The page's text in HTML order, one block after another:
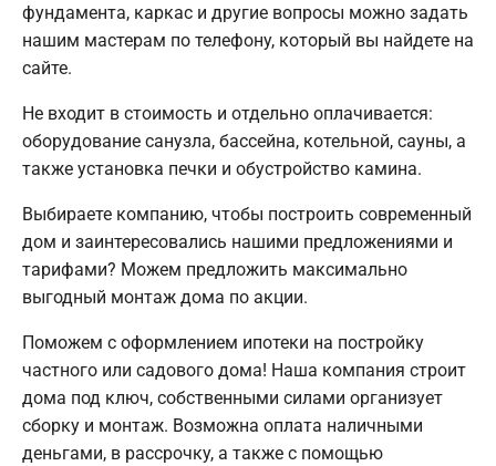
фундамента, каркас и другие вопросы можно задать
нашим мастерам по телефону, который вы найдете на
сайте.
Не входит в стоимость и отдельно оплачивается:
оборудование санузла, бассейна, котельной, сауны, а
также установка печки и обустройство камина.
Выбираете компанию, чтобы построить современный
дом и заинтересовались нашими предложениями и
тарифами? Можем предложить максимально
выгодный монтаж дома по акции.
Поможем с оформлением ипотеки на постройку
частного или садового дома! Наша компания строит
дома под ключ, собственными силами организует
сборку и монтаж. Возможна оплата наличными
деньгами, в рассрочку, а также с помощью